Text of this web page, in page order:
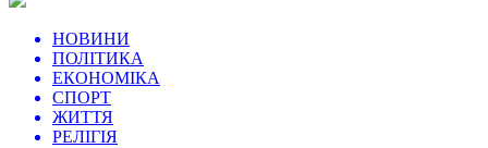
НОВИНИ
ПОЛІТИКА
ЕКОНОМІКА
СПОРТ
ЖИТТЯ
РЕЛІГІЯ